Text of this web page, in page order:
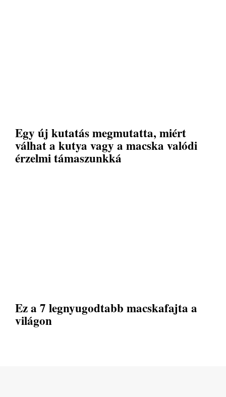
Egy új kutatás megmutatta, miért
válhat a kutya vagy a macska valódi
érzelmi támaszunkká
Ez a 7 legnyugodtabb macskafajta a
világon